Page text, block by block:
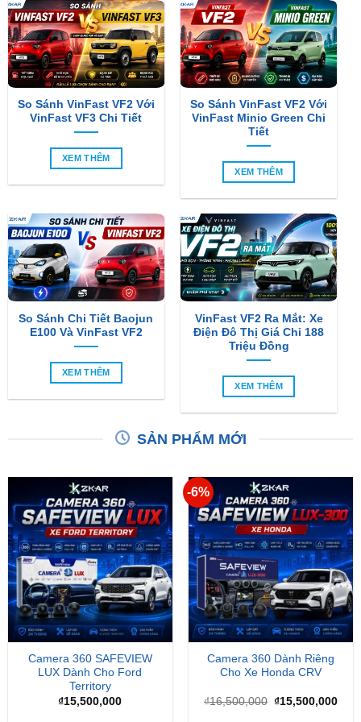
So Sánh VinFast VF2 Với
VinFast VF3 Chi Tiết
XEM THÊM
So Sánh VinFast VF2 Với
VinFast Minio Green Chi
Tiết
XEM THÊM
So Sánh Chi Tiết Baojun
E100 Và VinFast VF2
XEM THÊM
VinFast VF2 Ra Mắt: Xe
Điện Đô Thị Giá Chỉ 188
Triệu Đồng
XEM THÊM
SẢN PHẨM MỚI
Camera 360 SAFEVIEW
LUX Dành Cho Ford
Territory
₫15,500,000
-6%
Camera 360 Dành Riêng
Cho Xe Honda CRV
₫16,500,000 Giá
₫15,500,000Giá